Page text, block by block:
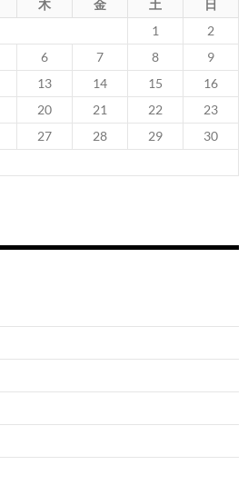
木 金 土
日
1
2
6 7 8
9
13 14 15
16
20 21 22
23
27 28 29
30